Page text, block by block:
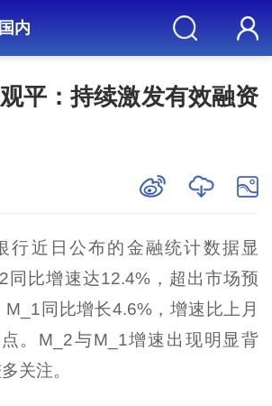
国内
平：持续激发有效融资
行近日公布的金融统计数据显
同比增速达12.4%，超出市场预
同比增长4.6%，增速比上月
。M_2与M_1增速出现明显背
关注。